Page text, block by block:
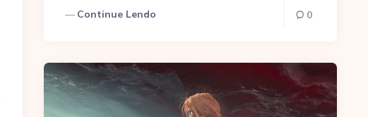
Continue Lendo 0